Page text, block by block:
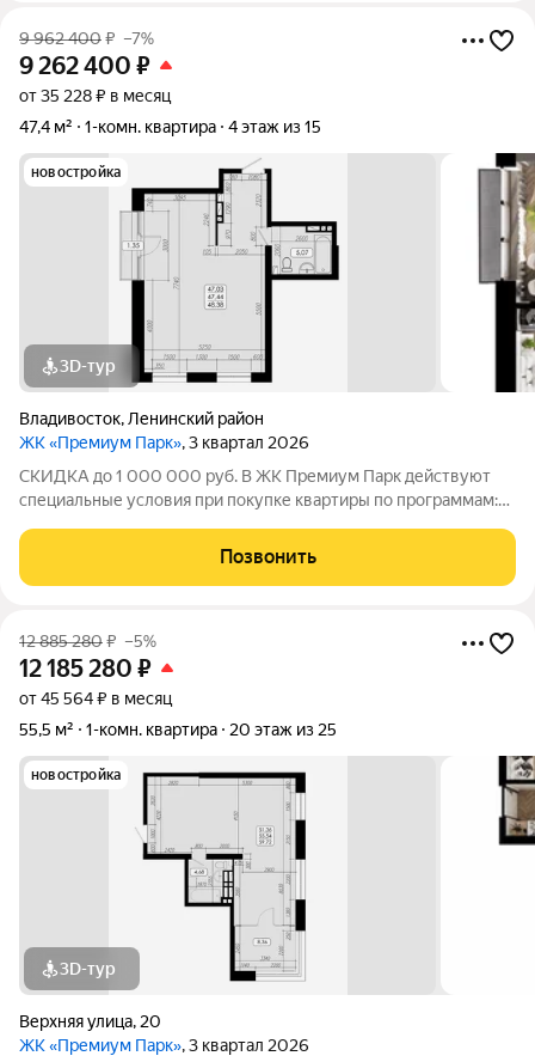
9 962 400₽ –7%
9 262 400 ₽
от 35 228 ₽ в месяц
47,4 м²
1-комн. квартира 4 этаж из 15
новостройка
3D-тур
Владивосток, Ленинский район
ЖК «Премиум Парк», 3 квартал 2026
СКИДКА до 1 000 000 руб. В ЖК Премиум Парк действуют
специальные условия при покупке квартиры по программам:
покупке квартиры за счёт собственных средств при 100%
оплате. Размер скидки: 1 000 000
Позвонить
12 885 280₽ –5%
12 185 280 ₽
от 45 564 ₽ в месяц
55,5 м²
1-комн. квартира 20 этаж из 25
новостройка
3D-тур
Верхняя улица, 20
ЖК «Премиум Парк», 3 квартал 2026